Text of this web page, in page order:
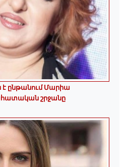
է ընթանում Մարիա
շրջանը